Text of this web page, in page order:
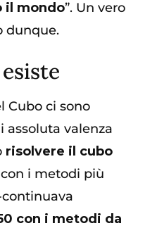
il mondo”. Un vero
dunque.
Cubo ci sono
valenza
risolvere il cubo
con i metodi più
con i metodi da